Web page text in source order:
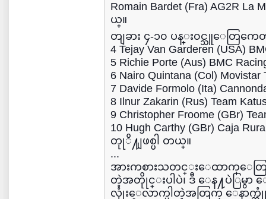
Romain Bardet (Fra) AG2R
ယ္။
တျခား ၄-၁၀ ပန္း၀င္သူေတြကေ
4 Tejay Van Garderen (USA)
5 Richie Porte (Aus) BMC
6 Nairo Quintana (Col) Movistar
7 Davide Formolo (Ita)
8 Ilnur Zakarin (Rus) Team
9 Christopher Froome (GBr)
10 Hugh Carthy (GBr) Caja
တုုိ႔ျဖစ္ပါ တယ္။
...
အားကစားသတင္းေထာက္ေ
တဲ့အတိုုင္းပါပဲ၊ ဒီ ေန႔ပဲြမွာ
လုုံးေလာက္ပါတဲ့အတြက္ ေနာက္ဆုုံ